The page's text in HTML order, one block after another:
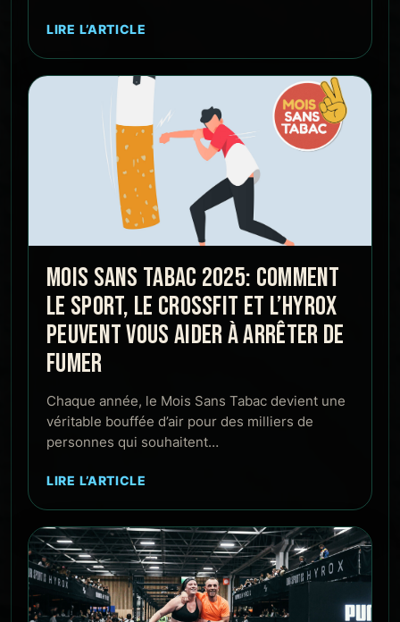
LIRE L’ARTICLE
MOIS SANS TABAC 2025: COMMENT
LE SPORT, LE CROSSFIT ET L’HYROX
PEUVENT VOUS AIDER À ARRÊTER DE
FUMER
Chaque année, le Mois Sans Tabac devient une
véritable bouffée d’air pour des milliers de
personnes qui souhaitent…
LIRE L’ARTICLE